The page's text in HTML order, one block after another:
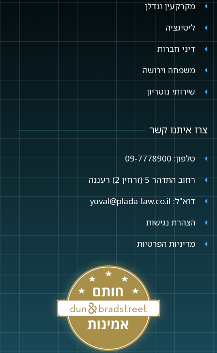
מקרקעין ונדלן
ליטיגציה
דיני חברות
משפחה וירושה
שירותי נוטריון
צרו איתנו קשר
טלפון: 09-7778900
רחוב התדהר 5 (זרחין 2) רעננה
דוא"ל: yuval@plada-law.co.il
הצהרת נגישות
מדיניות הפרטיות